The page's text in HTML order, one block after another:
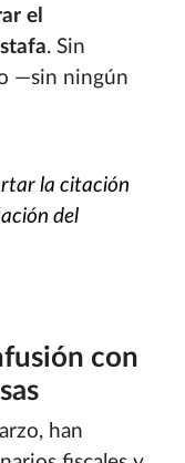
el
. Sin
—sin ningún
la citación
del
con
han